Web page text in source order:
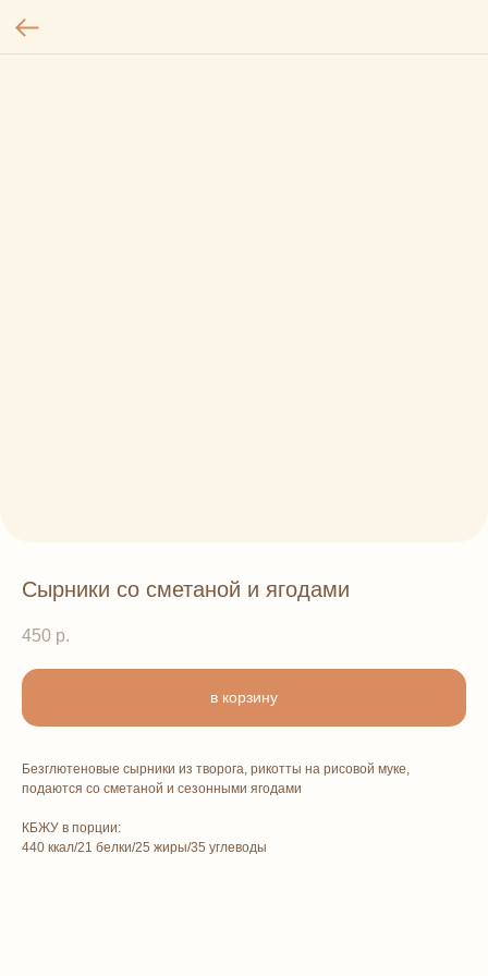
Сырники со сметаной и ягодами
450 р.
в корзину
Безглютеновые сырники из творога, рикотты на рисовой муке,
подаются со сметаной и сезонными ягодами
КБЖУ в порции:
440 ккал/21 белки/25 жиры/35 углеводы